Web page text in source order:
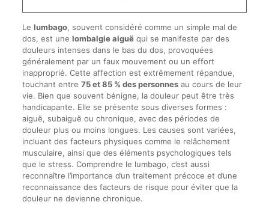
Le lumbago, souvent considéré comme un simple mal de
dos, est une lombalgie aiguëqui se manifeste par des
douleurs intenses dans le bas du dos, provoquées
généralement par un faux mouvement ou un effort
inapproprié. Cette affection est extrêmement répandue,
touchant entre 75 et 85 % des personnesau cours de leur
vie. Bien que souvent bénigne, la douleur peut être très
handicapante. Elle se présente sous diverses formes :
aiguë, subaiguë ou chronique, avec des périodes de
douleur plus ou moins longues. Les causes sont variées,
incluant des facteurs physiques comme le relâchement
musculaire, ainsi que des éléments psychologiques tels
que le stress. Comprendre le lumbago, c’est aussi
reconnaître l’importance d’un traitement précoce et d’une
reconnaissance des facteurs de risque pour éviter que la
douleur ne devienne chronique.